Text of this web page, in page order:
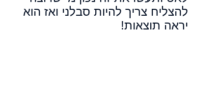
להצליח צריך להיות סבלני ואז הוא
יראה תוצאות!